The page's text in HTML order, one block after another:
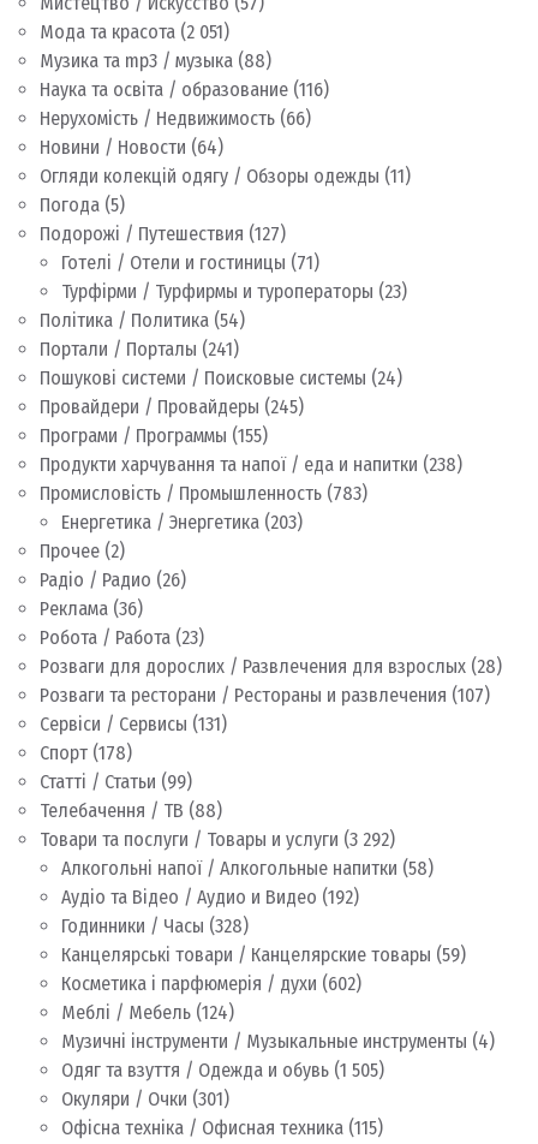
Мода та красота (2 051)
Музика та mp3 / музыка (88)
Наука та освіта / образование (116)
Нерухомість / Недвижимость (66)
Новини / Новости (64)
Огляди колекцій одягу / Обзоры одежды (11)
Погода (5)
Подорожі / Путешествия (127)
Готелі / Отели и гостиницы (71)
Турфірми / Турфирмы и туроператоры (23)
Політика / Политика (54)
Портали / Порталы (241)
Пошукові системи / Поисковые системы (24)
Провайдери / Провайдеры (245)
Програми / Программы (155)
Продукти харчування та напої / еда и напитки (238)
Промисловість / Промышленность (783)
Енергетика / Энергетика (203)
Прочее (2)
Радіо / Радио (26)
Реклама (36)
Робота / Работа (23)
Розваги для дорослих / Развлечения для взрослых (28)
Розваги та ресторани / Рестораны и развлечения (107)
Сервіси / Сервисы (131)
Спорт (178)
Статті / Статьи (99)
Телебачення / ТВ (88)
Товари та послуги / Товары и услуги (3 292)
Алкогольні напої / Алкогольные напитки (58)
Аудіо та Відео / Аудио и Видео (192)
Годинники / Часы (328)
Канцелярські товари / Канцелярские товары (59)
Косметика і парфюмерія / духи (602)
Меблі / Мебель (124)
Музичні інструменти / Музыкальные инструменты (4)
Одяг та взуття / Одежда и обувь (1 505)
Окуляри / Очки (301)
Офісна техніка / Офисная техника (115)